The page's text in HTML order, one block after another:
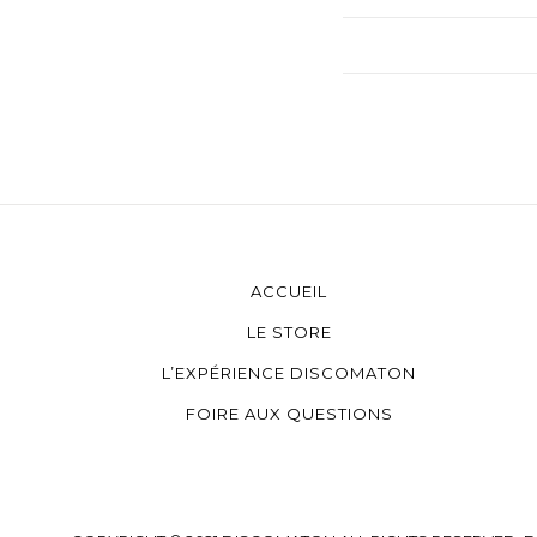
ACCUEIL
LE STORE
L’EXPÉRIENCE DISCOMATON
FOIRE AUX QUESTIONS